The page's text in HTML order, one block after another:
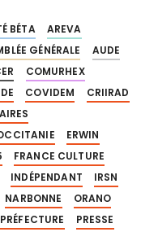
BÉTA
AREVA
GÉNÉRALE
AUDE
COMURHEX
COVIDEM
CRIIRAD
ERWIN
FRANCE CULTURE
INDÉPENDANT
IRSN
NARBONNE
ORANO
PRÉFECTURE
PRESSE